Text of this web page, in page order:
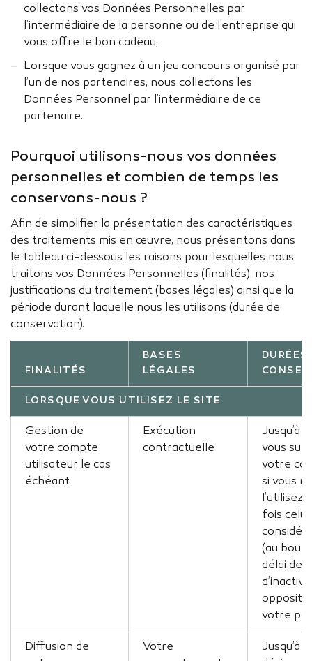
collectons vos Données Personnelles par
l’intermédiaire de la personne ou de l’entreprise qui
vous offre le bon cadeau,
Lorsque vous gagnez à un jeu concours organisé par
l’un de nos partenaires, nous collectons les
Données Personnel par l’intermédiaire de ce
partenaire.
Pourquoi utilisons-nous vos données
personnelles et combien de temps les
conservons-nous ?
Afin de simplifier la présentation des caractéristiques
des traitements mis en œuvre, nous présentons dans
le tableau ci-dessous les raisons pour lesquelles nous
traitons vos Données Personnelles (finalités), nos
justifications du traitement (bases légales) ainsi que la
période durant laquelle nous les utilisons (durée de
conservation).
FINALITÉS
BASES
LÉGALES
DURÉES
LORSQUE VOUS UTILISEZ LE SITE
Gestion de
votre compte
utilisateur le cas
échéant
Exécution
contractuelle
Jusqu’à
vous
votre
si vous
l’utilisez
fois
(au bout
délai de
votre
Diffusion de
Votre
Jusqu’à